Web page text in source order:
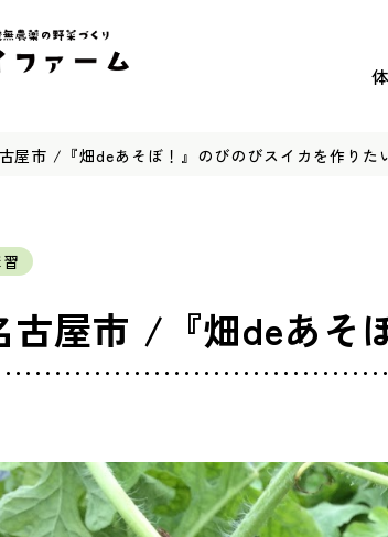
屋市 /『畑deあそぼ！』のびのびスイカを作りた
古屋市 /『畑deあそ